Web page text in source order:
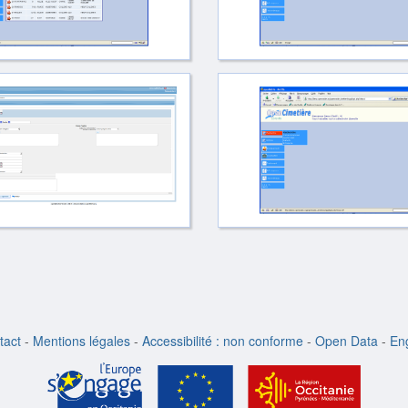
- Mentions légales - Accessibilité : non conforme - Open Data -